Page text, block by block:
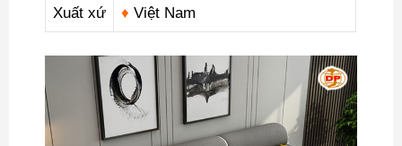
Xuất xứ ♦ Việt Nam